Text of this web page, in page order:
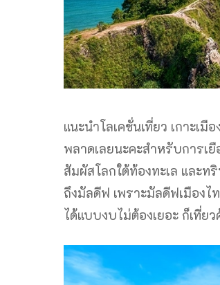
แนะนำโลเคชั่นเที่ยว เกาะเ
พลาดเลยนะคะสำหรับการเ
สัมผัสโลกใต้ท้องทะเล และท
ถึงมัลดีฟ เพราะมัลดีฟเมือง
ได้แบบงบไม่ต้องเยอะ ก็เที่ย